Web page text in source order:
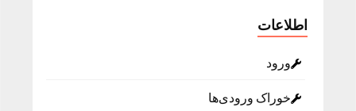
اطلاعات
ورود
خوراک ورودی‌ها